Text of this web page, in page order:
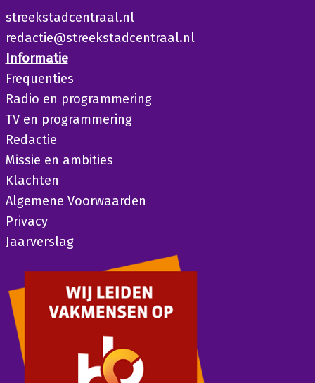
streekstadcentraal.nl
redactie@streekstadcentraal.nl
Informatie
Frequenties
Radio en programmering
TV en programmering
Redactie
Missie en ambities
Klachten
Algemene Voorwaarden
Privacy
Jaarverslag